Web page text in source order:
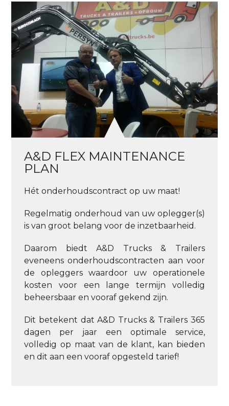
A&D FLEX MAINTENANCE
PLAN
Hét onderhoudscontract op uw maat!
Regelmatig onderhoud van uw oplegger(s)
is van groot belang voor de inzetbaarheid.
Daarom biedt A&D Trucks & Trailers
eveneens onderhoudscontracten aan voor
de opleggers waardoor uw operationele
kosten voor een lange termijn volledig
beheersbaar en vooraf gekend zijn.
Dit betekent dat A&D Trucks & Trailers 365
dagen per jaar een optimale service,
volledig op maat van de klant, kan bieden
en dit aan een vooraf opgesteld tarief!